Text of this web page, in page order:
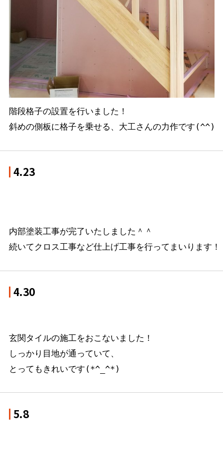
階段格子の設置を行いました！
斜めの側板に格子を乗せる、大工さんの力作です(^^)
4.23
内部塗装工事が完了いたしました＾＾
続いてクロス工事など仕上げ工事を行ってまいります！
4.30
玄関タイルの施工をおこないました！
しっかり目地が通っていて、
とってもきれいです(*^_^*)
5.8